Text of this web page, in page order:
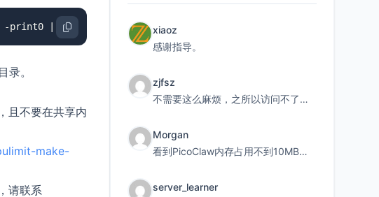
-print0 | xargs -0 optipng -o7 -
录。
且不要在共享内
make-
请联系
xiaoz
感谢指导。
zjfsz
不需要这么麻烦，之所以访问不了，是由于非对称路由的问题，在爱快主路由添加一条静态路由192.168.
Morgan
看到PicoClaw内存占用不到10MB这个数据真的很惊喜，确实很适合我这种想用旧设备折腾AI的小白
server_learner